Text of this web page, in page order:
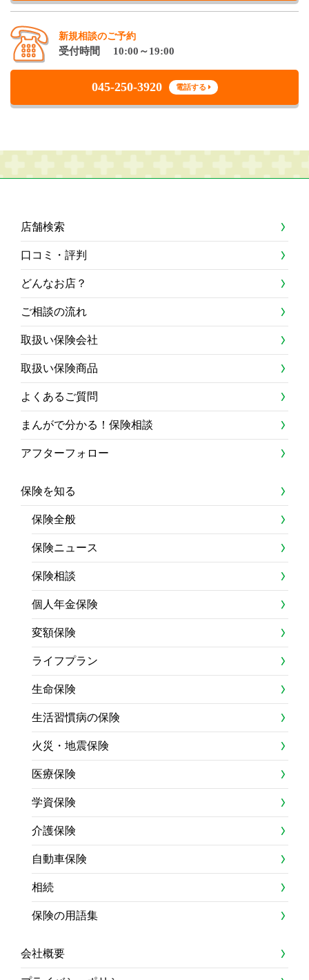
新規相談のご予約
受付時間 10:00～19:00
045-250-3920 電話する
店舗検索
口コミ・評判
どんなお店？
ご相談の流れ
取扱い保険会社
取扱い保険商品
よくあるご質問
まんがで分かる！保険相談
アフターフォロー
保険を知る
保険全般
保険ニュース
保険相談
個人年金保険
変額保険
ライフプラン
生命保険
生活習慣病の保険
火災・地震保険
医療保険
学資保険
介護保険
自動車保険
相続
保険の用語集
会社概要